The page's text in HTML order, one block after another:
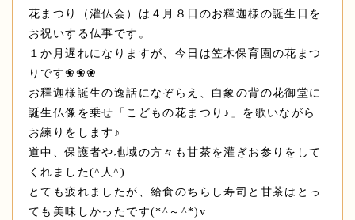
花まつり（灌仏会）は４月８日のお釋迦様の誕生日を
お祝いする仏事です。
１か月遅れになりますが、今日は笠木保育園の花まつ
りです❀❀❀
お釋迦様誕生の逸話になぞらえ、白象の背の花御堂に
誕生仏像を乗せ「こどもの花まつり♪」を歌いながら
お練りをします♪
道中、保護者や地域の方々も甘茶を灌ぎお参りをして
くれました(^人^)
とても疲れましたが、給食のちらし寿司と甘茶はとっ
ても美味しかったです(*^～^*)v